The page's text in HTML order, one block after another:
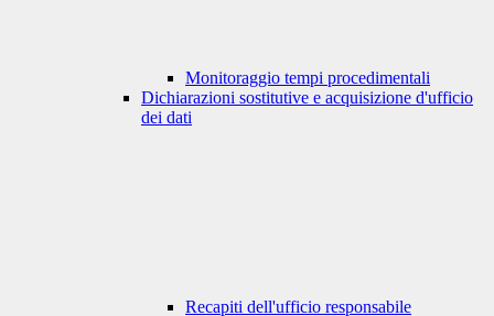
Monitoraggio tempi procedimentali
Dichiarazioni sostitutive e acquisizione d'ufficio
dei dati
Recapiti dell'ufficio responsabile